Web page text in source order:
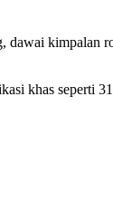
kimpalan
khas seperti